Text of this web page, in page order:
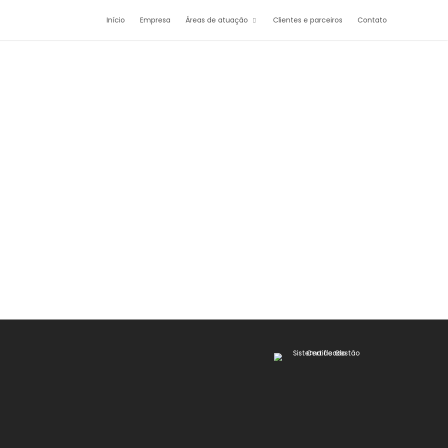
Início Empresa Áreas de atuação Clientes e parceiros Contato